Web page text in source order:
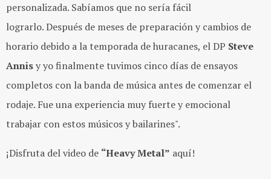
personalizada. Sabíamos que no sería fácil
lograrlo. Después de meses de preparación y cambios de
horario debido a la temporada de huracanes, el DP Steve
Annisy yo finalmente tuvimos cinco días de ensayos
completos con la banda de música antes de comenzar el
rodaje. Fue una experiencia muy fuerte y emocional
trabajar con estos músicos y bailarines".
¡Disfruta del video de “Heavy Metal” aquí!